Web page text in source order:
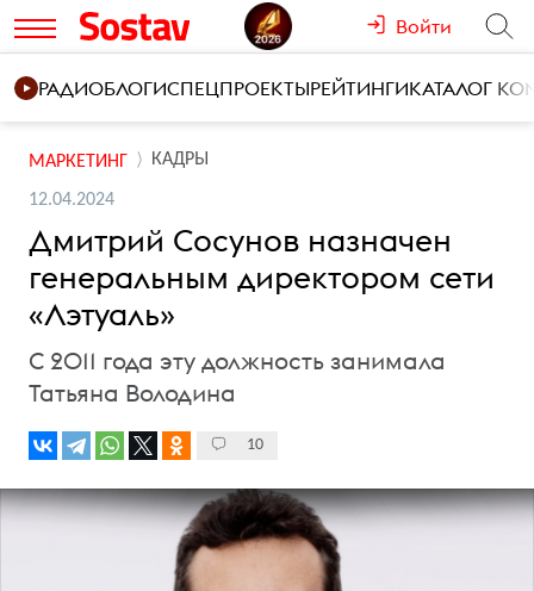
Войти
РАДИОБЛОГИСПЕЦПРОЕКТЫРЕЙТИНГИКАТАЛОГ
МАРКЕТИНГ КАДРЫ
12.04.2024
Дмитрий Сосунов назначен
генеральным директором сети
«Лэтуаль»
С 2011 года эту должность занимала
Татьяна Володина
10